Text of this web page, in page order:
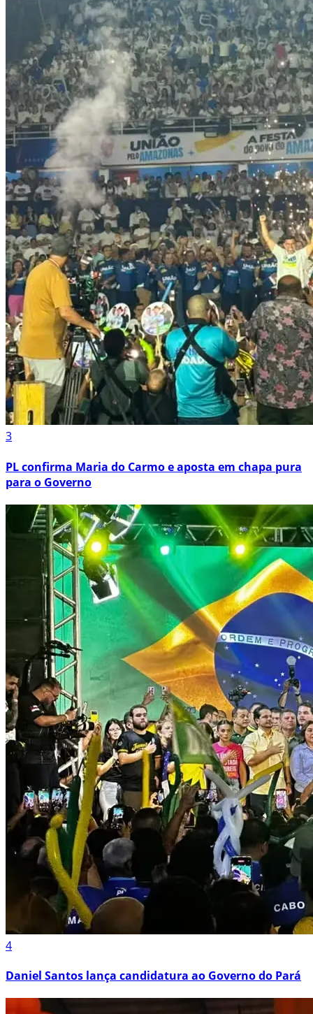
3
PL confirma Maria do Carmo e aposta em chapa pura
para o Governo
4
Daniel Santos lança candidatura ao Governo do Pará